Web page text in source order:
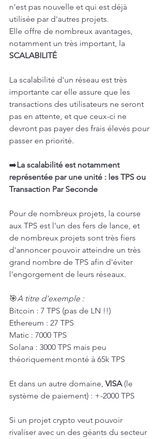
n'est pas nouvelle et qui est déjà
utilisée par d'autres projets.
Elle offre de nombreux avantages,
notamment un très important, la
SCALABILITÉ
La scalabilité d'un réseau est très
importante car elle assure que les
transactions des utilisateurs ne seront
pas en attente, et que ceux-ci ne
devront pas payer des frais élevés pour
passer en priorité.
➡️La scalabilité est notamment
représentée par une unité : les TPS ou
Transaction Par Seconde
Pour de nombreux projets, la course
aux TPS est l'un des fers de lance, et
de nombreux projets sont très fiers
d'annoncer pouvoir atteindre un très
grand nombre de TPS afin d'éviter
l'engorgement de leurs réseaux.
🎯A titre d'exemple :
Bitcoin : 7 TPS (pas de LN !!)
Ethereum : 27 TPS
Matic : 7000 TPS
Solana : 3000 TPS mais peu
théoriquement monté à 65k TPS
Et dans un autre domaine, VISA (le
système de paiement) : +-2000 TPS
Si un projet crypto veut pouvoir
rivaliser avec un des géants du secteur